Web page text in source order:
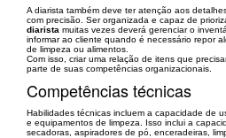
A diarista também deve ter atenção aos
com precisão. Ser organizada e capaz de
diarista muitas vezes deverá gerenciar o
informar ao cliente quando é necessário repor
de limpeza ou alimentos.
Com isso, criar uma relação de itens que
parte de suas competências organizacionais.
Competências técnicas
Habilidades técnicas incluem a capacidade de
e equipamentos de limpeza. Isso inclui a
secadoras, aspiradores de pó, enceradeiras,